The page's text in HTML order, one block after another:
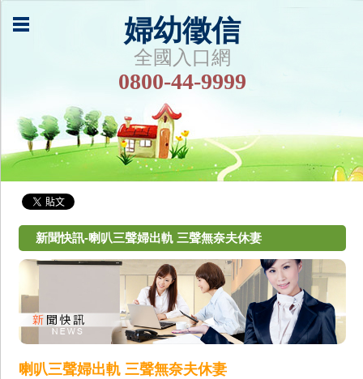
婦幼徵信
全國入口網
0800-44-9999
新聞快訊-喇叭三聲婦出軌 三聲無奈夫休妻
喇叭三聲婦出軌 三聲無奈夫休妻